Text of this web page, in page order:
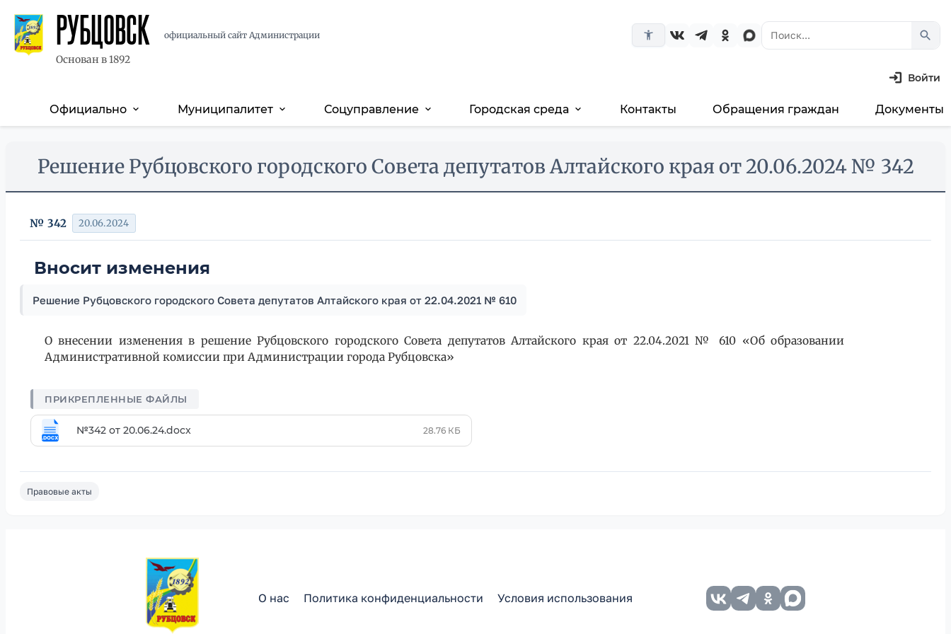
РУБЦОВСК
Основан в 1892
официальный сайт Администрации accessibility_new search
Войти
Основная
Официально expand_more Муниципалитет expand_more Соцуправление expand_more Городская среда expand_more Контакты Обращения граждан Документы
Решение Рубцовского городского Совета депутатов Алтайского края от 20.06.2024 № 342
№ 342 20.06.2024
Вносит изменения
Решение Рубцовского городского Совета депутатов Алтайского края от 22.04.2021 № 610
О внесении изменения в решение Рубцовского городского Совета депутатов Алтайского края от 22.04.2021 № 610 «Об образовании
Административной комиссии при Администрации города Рубцовска»
№342 от 20.06.24.docx 28.76 КБ
Правовые акты
О нас Политика конфиденциальности Условия использования